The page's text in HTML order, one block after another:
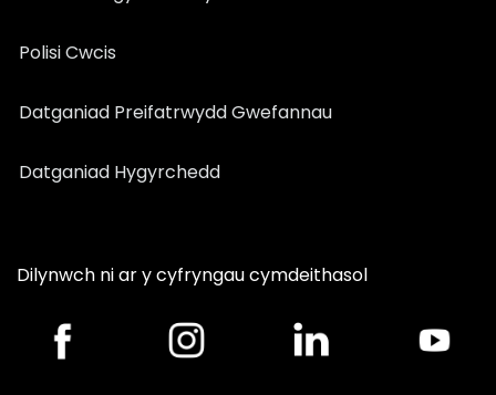
Polisi Cwcis
Datganiad Preifatrwydd Gwefannau
Datganiad Hygyrchedd
Dilynwch ni ar y cyfryngau cymdeithasol